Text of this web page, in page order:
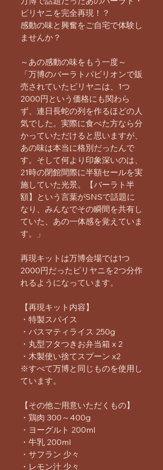
ビリヤニを完全再現！？
感動の味と興奮をご自宅で体験し
ませんか？
～あの感動の味をもう一度～
「万博のバーラトパビリオンで販
売されていたビリヤニは、1つ
2000円という価格にも関わら
ず、連日長蛇の列を作るほどの人
気でした。実際に食べた方なら分
かっていただけると思いますが、
あの味は本当に格別だったんで
す。そして何より印象深いのは、
21時の閉館間際に半額セールを実
施していた光景。【バーラト半
額】という言葉がSNSで話題に
なり、みんなでその瞬間を共有し
ていた、あの一体感を覚えていま
す。」
再現キットは万博会場では1つ
2000円だったビリヤニを2つ分作
れるようになっています。
【再現キット内容】
・特製スパイス
・バスマティライス 250g
・丸型フタつきお弁当箱 x 2
・木製使い捨てスプーン x2
※すべて万博と同じものを使用し
ています。
【その他ご用意いただくもの】
・鶏肉 300～400g
・ヨーグルト 200ml
・牛乳 200ml
・サフラン 少々
・レモン汁 少々